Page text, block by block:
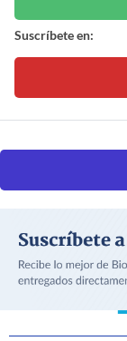
Suscríbete en: